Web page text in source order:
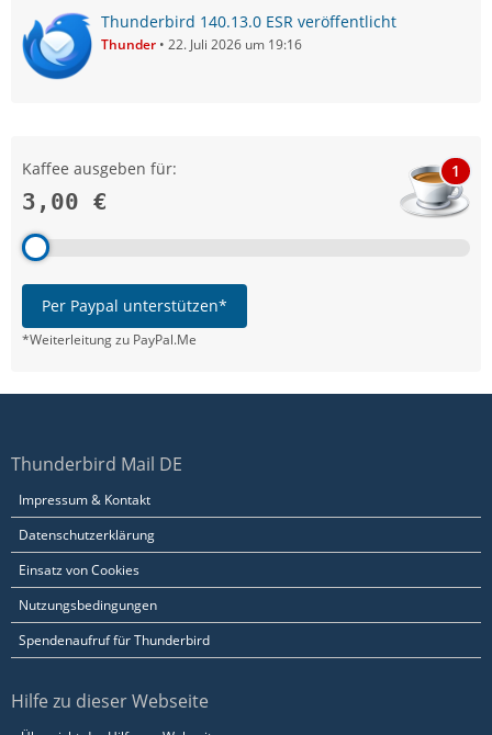
Thunderbird 140.13.0 ESR veröffentlicht
Thunder 22. Juli 2026 um 19:16
Kaffee ausgeben für:
3,00 €
1
Per Paypal unterstützen*
*Weiterleitung zu PayPal.Me
Thunderbird Mail DE
Impressum & Kontakt
Datenschutzerklärung
Einsatz von Cookies
Nutzungsbedingungen
Spendenaufruf für Thunderbird
Hilfe zu dieser Webseite